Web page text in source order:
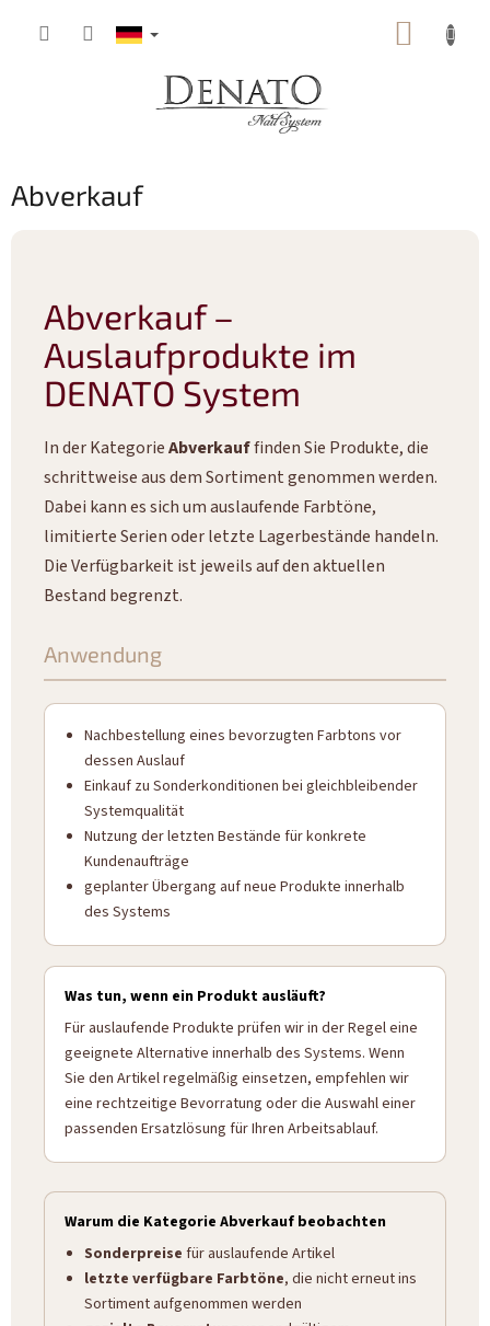
Abverkauf
Abverkauf –
Auslaufprodukte im
DENATO System
In der KategorieAbverkauffinden Sie Produkte, die
schrittweise aus dem Sortiment genommen werden.
Dabei kann es sich um auslaufende Farbtöne,
limitierte Serien oder letzte Lagerbestände handeln.
Die Verfügbarkeit ist jeweils auf den aktuellen
Bestand begrenzt.
Anwendung
Nachbestellung eines bevorzugten Farbtons vor
dessen Auslauf
Einkauf zu Sonderkonditionen bei gleichbleibender
Systemqualität
Nutzung der letzten Bestände für konkrete
Kundenaufträge
geplanter Übergang auf neue Produkte innerhalb
des Systems
Was tun, wenn ein Produkt ausläuft?
Für auslaufende Produkte prüfen wir in der Regel eine
geeignete Alternative innerhalb des Systems. Wenn
Sie den Artikel regelmäßig einsetzen, empfehlen wir
eine rechtzeitige Bevorratung oder die Auswahl einer
passenden Ersatzlösung für Ihren Arbeitsablauf.
Warum die Kategorie Abverkauf beobachten
Sonderpreise für auslaufende Artikel
letzte verfügbare Farbtöne, die nicht erneut ins
Sortiment aufgenommen werden